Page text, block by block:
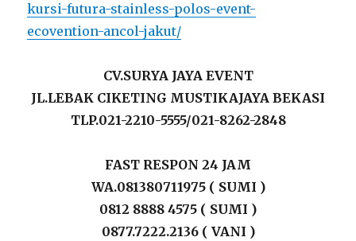
kursi-futura-stainless-polos-event-
ecovention-ancol-jakut/
CV.SURYA JAYA EVENT
JL.LEBAK CIKETING MUSTIKAJAYA BEKASI
TLP.021-2210-5555/021-8262-2848
FAST RESPON 24 JAM
WA.081380711975 ( SUMI )
0812 8888 4575 ( SUMI )
0877.7222.2136 ( VANI )